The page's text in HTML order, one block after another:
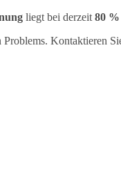
liegt bei derzeit 80 %
Kontaktieren